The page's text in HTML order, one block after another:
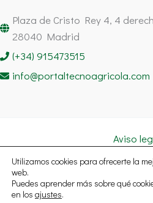
Plaza de Cristo Rey 4, 4
28040 Madrid
(+34) 915473515
info@portaltecnoagricola.com
Aviso
Política de
Copyright © 2026 Portal
Utilizamos cookies para ofrecerte la
web.
Puedes aprender más sobre qué
en los ajustes.